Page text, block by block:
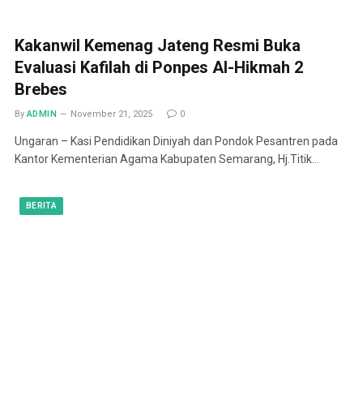
Kakanwil Kemenag Jateng Resmi Buka
Evaluasi Kafilah di Ponpes Al-Hikmah 2
Brebes
By ADMIN November 21, 2025 0
Ungaran – Kasi Pendidikan Diniyah dan Pondok Pesantren pada
Kantor Kementerian Agama Kabupaten Semarang, Hj.Titik…
BERITA